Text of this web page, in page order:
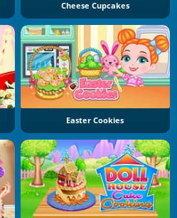
Cheese Cupcakes
Easter Cookies